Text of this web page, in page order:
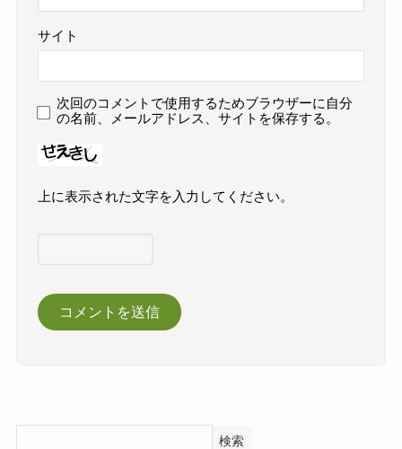
サイト
次回のコメントで使用するためブラウザーに自分
の名前、メールアドレス、サイトを保存する。
上に表示された文字を入力してください。
検索